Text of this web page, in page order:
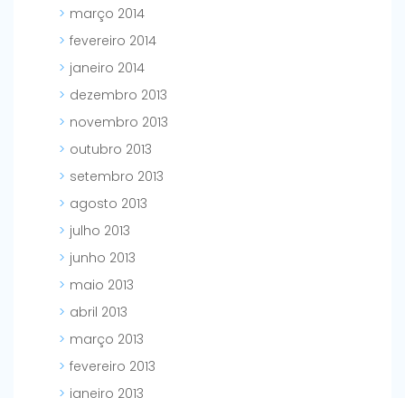
março 2014
fevereiro 2014
janeiro 2014
dezembro 2013
novembro 2013
outubro 2013
setembro 2013
agosto 2013
julho 2013
junho 2013
maio 2013
abril 2013
março 2013
fevereiro 2013
janeiro 2013